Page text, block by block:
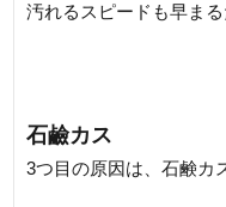
汚れるスピードも早まる
石鹼カス
3つ目の原因は、石鹸カ